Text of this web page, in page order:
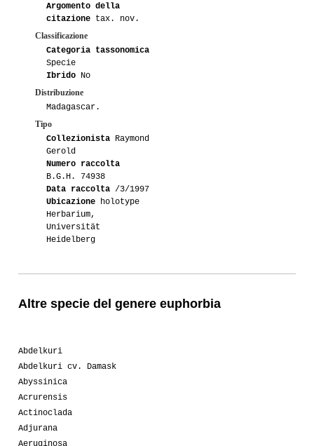
05-2007 Beppe58
Argomento della
citazione tax. nov.
Classificazione
Categoria tassonomica
Specie
Ibrido No
Distribuzione
Madagascar.
Tipo
Collezionista Raymond
Gerold
Numero raccolta
B.G.H. 74938
Data raccolta /3/1997
Ubicazione holotype
Herbarium,
Universität
Heidelberg
Altre specie del genere euphorbia
Abdelkuri
Abdelkuri cv. Damask
Abyssinica
Acrurensis
Actinoclada
Adjurana
Aeruginosa